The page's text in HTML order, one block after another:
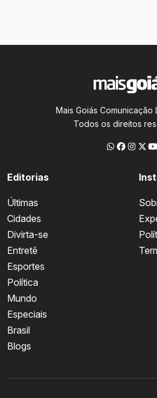
Mais Goiás Comunicação
Todos os direitos
Editorias
Últimas
Cidades
Divirta-se
Entretê
Esportes
Política
Mundo
Especiais
Brasil
Blogs